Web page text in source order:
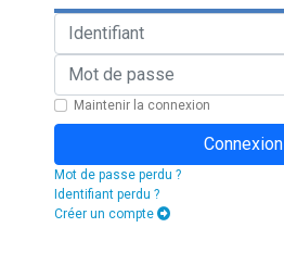
Identifiant
Mot de passe
Maintenir la connexion
Connexion
Mot de passe perdu ?
Identifiant perdu ?
Créer un compte